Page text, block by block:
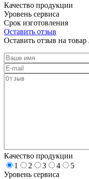
Качество продукции
Уровень сервиса
Срок изготовления
Оставить отзыв
Оставить отзыв на
Качество продукции
1
2 3 4
5
Уровень сервиса